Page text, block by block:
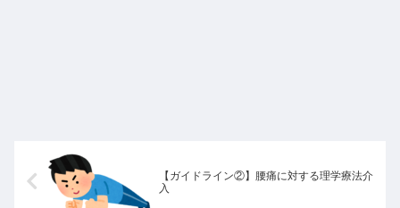
【ガイドライン②】腰痛に対する理学療法介
入